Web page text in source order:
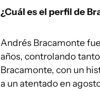
¿Cuál es el perfil de
Andrés Bracamonte
años, controlando
Bracamonte, con un
a un atentado en